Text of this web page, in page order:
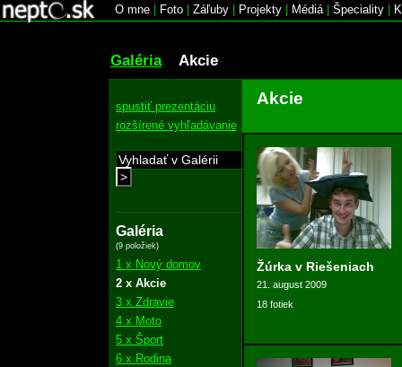
O mne Foto Záľuby Projekty Médiá| Špeciality
Galéria Akcie
spustiť prezentáciu
rozšírené vyhľadávanie
>
Galéria
(9 položiek)
1 x Nový domov
2 x Akcie
3 x Zdravie
4 x Moto
5 x Šport
6 x Rodina
Akcie
Žúrka v Riešeniach
21. august 2009
18 fotiek